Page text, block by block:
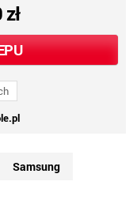
Samsung